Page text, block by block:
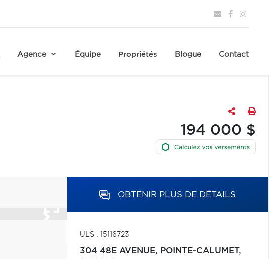
Agence Équipe Propriétés Blogue Contact
194 000 $
OBTENIR PLUS DE DÉTAILS
ULS : 15116723
304 48E AVENUE, POINTE-CALUMET,